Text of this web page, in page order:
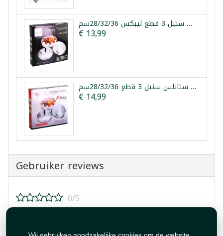
طقم صواني فرن ستانلس ستيل 3 قطع ليبكس 28/32/36سم
€ 13,99
طقم صواني فرن ستانلس ستيل 3 قطع 28/32/36سم
€ 14,99
Gebruiker reviews
0/5